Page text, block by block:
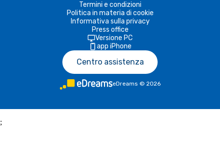
Termini e condizioni
Politica in materia di cookie
Informativa sulla privacy
Press office
Versione PC
app iPhone
Centro assistenza
eDreams © 2026
;